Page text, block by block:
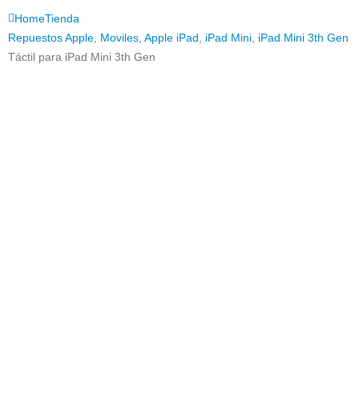
HomeTienda
Repuestos Apple Moviles Apple iPad iPad Mini iPad Mini 3th Gen
Táctil para iPad Mini 3th Gen